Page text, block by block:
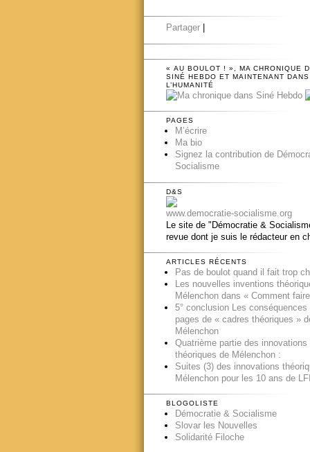
Partager
« AU BOULOT ! », MA CHRONIQUE
SINÉ HEBDO ET MAINTENANT DANS
L’HUMANITÉ
PAGES
M’écrire
Ma bio
Signez la contribution de
Socialisme
D&S
www.democratie-socialisme.org
Le site de "Démocratie &
revue dont je suis le rédacteur en
ARTICLES RÉCENTS
Pas de boulot quand il fait trop
Les nouvelles inventions
Mélenchon dans « Comment
5° conclusion Les conséquences
pages de « cadres théoriques »
Mélenchon
Quatrième partie des innovations
théoriques de Mélenchon :
Suites (3) des innovations
Mélenchon pour les 10 ans de
BLOGOLISTE
Démocratie & Socialisme
Slovar les Nouvelles
Solidarité Filoche